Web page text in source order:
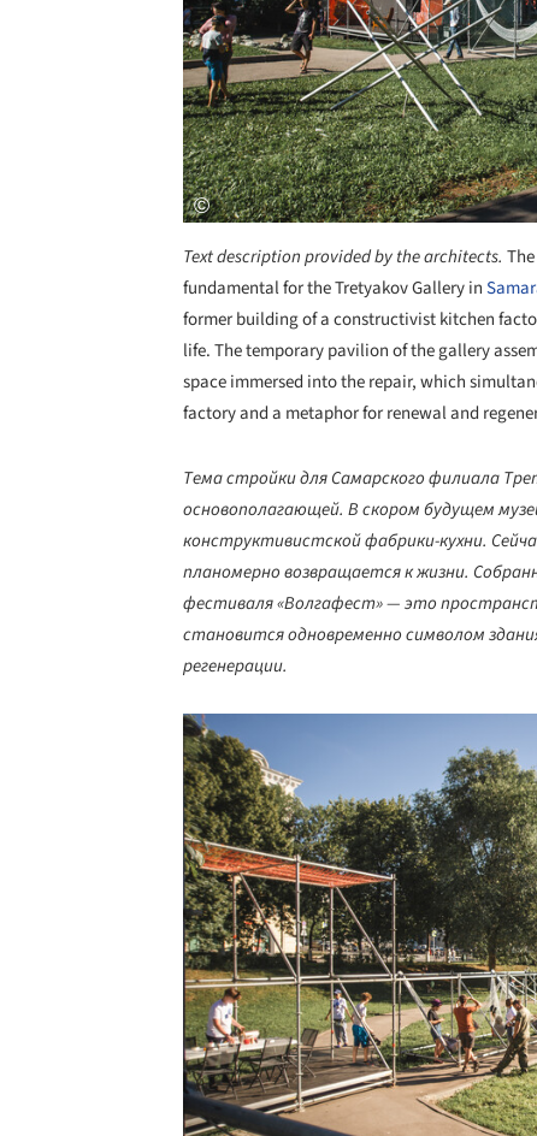
Text description provided by the architects.
fundamental for the Tretyakov Gallery in
former building of a constructivist kitchen
life. The temporary pavilion of the gallery
space immersed into the repair, which
factory and a metaphor for renewal and
Тема стройки для Самарского филиала
основополагающей. В скором будущем
конструктивистской фабрики-кухни.
планомерно возвращается к жизни.
фестиваля «Волгафест» — это
становится одновременно символом
регенерации.
Save this picture!